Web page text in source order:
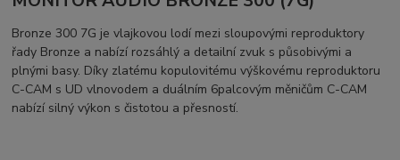
Bronze 300 7G je vlajkovou lodí mezi sloupovými reproduktory
řady Bronze a nabízí rozsáhlý a detailní zvuk s působivými a
plnými basy. Díky zlatému kopulovitému výškovému reproduktoru
C-CAM s UD vlnovodem a duálním 6palcovým měničům C-CAM
nabízí silný výkon s čistotou a přesností.